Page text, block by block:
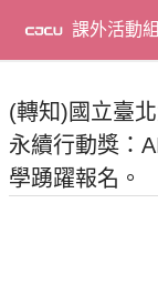
主
容
課外活動組
(轉知)國立臺
永續行動獎：
學踴躍報名。